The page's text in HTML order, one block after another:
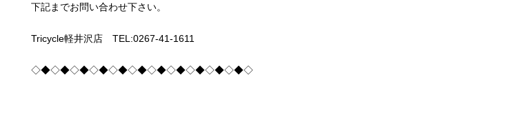
下記までお問い合わせ下さい。
Tricycle軽井沢店 TEL:0267-41-1611
◇◆◇◆◇◆◇◆◇◆◇◆◇◆◇◆◇◆◇◆◇◆◇